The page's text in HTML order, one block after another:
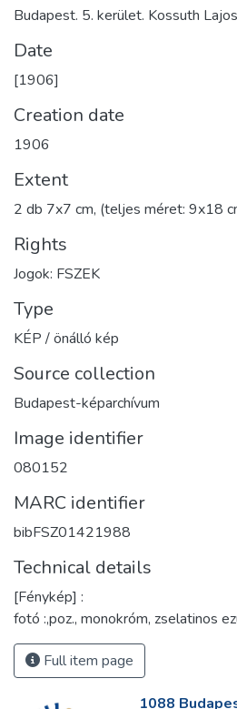
Budapest. 5. kerület. Kossuth
Date
[1906]
Creation date
1906
Extent
2 db 7x7 cm, (teljes méret: 9x18
Rights
Jogok: FSZEK
Type
KÉP / önálló kép
Source collection
Budapest-képarchívum
Image identifier
080152
MARC identifier
bibFSZ01421988
Technical details
[Fénykép] :
fotó :,poz., monokróm, zselatinos
Full item page
1088